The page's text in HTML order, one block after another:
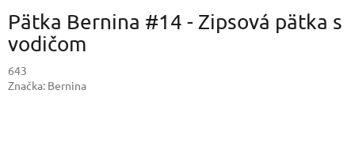
Pätka Bernina #14 - Zipsová pätka s
vodičom
643
Značka: Bernina